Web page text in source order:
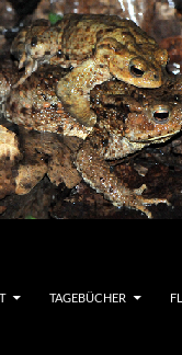
TAGEBÜCHER